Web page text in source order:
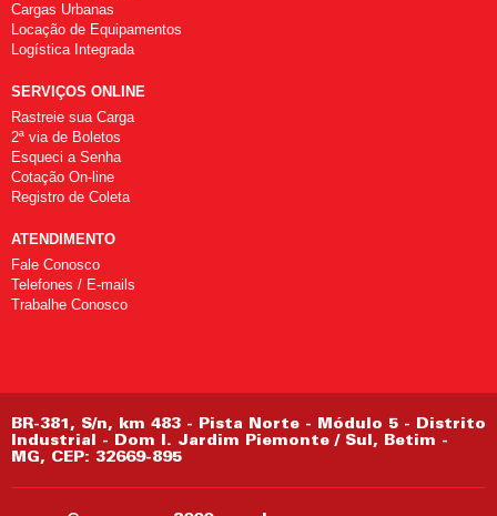
Cargas Urbanas
Locação de Equipamentos
Logística Integrada
SERVIÇOS ONLINE
Rastreie sua Carga
2ª via de Boletos
Esqueci a Senha
Cotação On-line
Registro de Coleta
ATENDIMENTO
Fale Conosco
Telefones / E-mails
Trabalhe Conosco
BR-381, S/n, km 483 - Pista Norte - Módulo 5 - Distrito
Industrial - Dom I. Jardim Piemonte / Sul, Betim -
MG, CEP: 32669-895